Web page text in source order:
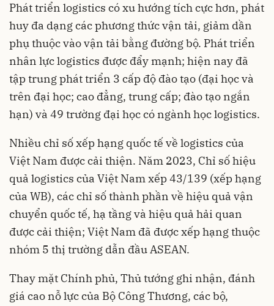
Phát triển logistics có xu hướng tích cực hơn, phát
huy đa dạng các phương thức vận tải, giảm dần
phụ thuộc vào vận tải bằng đường bộ. Phát triển
nhân lực logistics được đẩy mạnh; hiện nay đã
tập trung phát triển 3 cấp độ đào tạo (đại học và
trên đại học; cao đẳng, trung cấp; đào tạo ngắn
hạn) và 49 trường đại học có ngành học logistics.
Nhiều chỉ số xếp hạng quốc tế về logistics của
Việt Nam được cải thiện. Năm 2023, Chỉ số hiệu
quả logistics của Việt Nam xếp 43/139 (xếp hạng
của WB), các chỉ số thành phần về hiệu quả vận
chuyển quốc tế, hạ tầng và hiệu quả hải quan
được cải thiện; Việt Nam đã được xếp hạng thuộc
nhóm 5 thị trường dẫn đầu ASEAN.
Thay mặt Chính phủ, Thủ tướng ghi nhận, đánh
giá cao nỗ lực của Bộ Công Thương, các bộ,